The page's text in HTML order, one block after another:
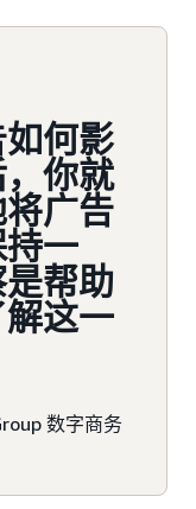
何影
你就
广告
一
帮助
这一
数字商务